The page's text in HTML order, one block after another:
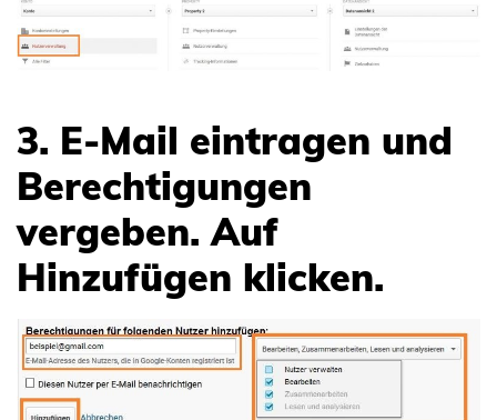
3. E-Mail eintragen und
Berechtigungen
vergeben. Auf
Hinzufügen klicken.